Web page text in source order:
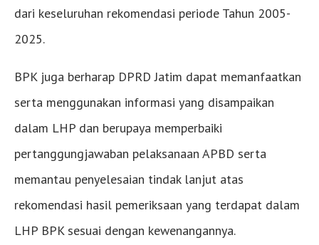
dari keseluruhan rekomendasi periode Tahun 2005-
2025.
BPK juga berharap DPRD Jatim dapat memanfaatkan
serta menggunakan informasi yang disampaikan
dalam LHP dan berupaya memperbaiki
pertanggungjawaban pelaksanaan APBD serta
memantau penyelesaian tindak lanjut atas
rekomendasi hasil pemeriksaan yang terdapat dalam
LHP BPK sesuai dengan kewenangannya.